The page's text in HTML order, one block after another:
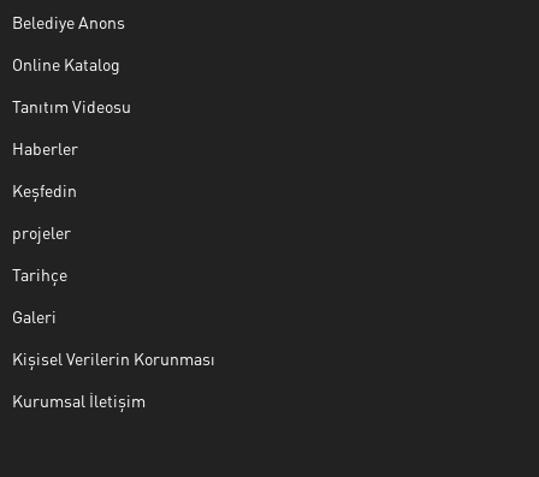
Belediye Anons
Online Katalog
Tanıtım Videosu
Haberler
Keşfedin
projeler
Tarihçe
Galeri
Kişisel Verilerin Korunması
Kurumsal İletişim